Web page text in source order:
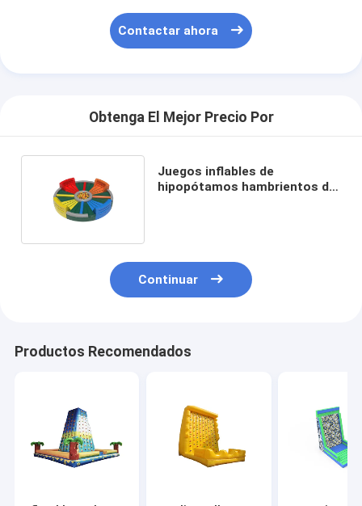
Contactar ahora
Obtenga El Mejor Precio Por
Juegos inflables de
hipopótamos hambrientos de
Continuar
Productos Recomendados